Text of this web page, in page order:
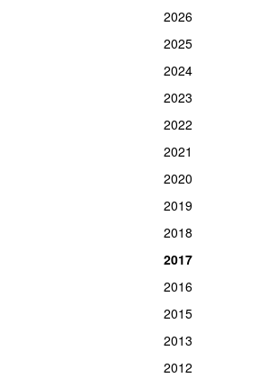
2026
2025
2024
2023
2022
2021
2020
2019
2018
2017
2016
2015
2013
2012